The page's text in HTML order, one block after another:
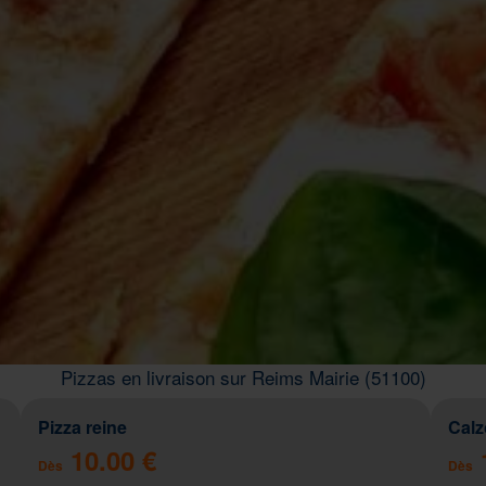
Pizzas en livraison sur Reims Mairie (51100)
Pizza reine
Dès 10.00 € Dès